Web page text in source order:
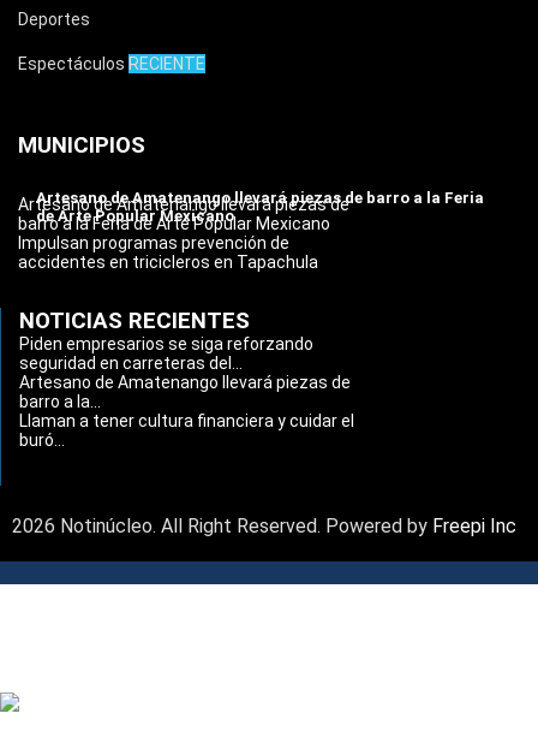
Deportes
Espectáculos RECIENTE
MUNICIPIOS
Artesano de Amatenango llevará piezas de barro a la Feria
de Arte Popular Mexicano
Artesano de Amatenango llevará piezas de
barro a la Feria de Arte Popular Mexicano
Impulsan programas prevención de
accidentes en tricicleros en Tapachula
NOTICIAS RECIENTES
Piden empresarios se siga reforzando
seguridad en carreteras del...
Artesano de Amatenango llevará piezas de
barro a la...
Llaman a tener cultura financiera y cuidar el
buró...
2026 Notinúcleo. All Right Reserved. Powered by Freepi Inc